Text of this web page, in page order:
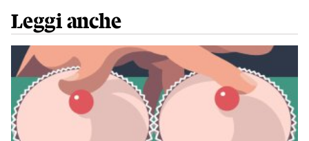
Leggi anche